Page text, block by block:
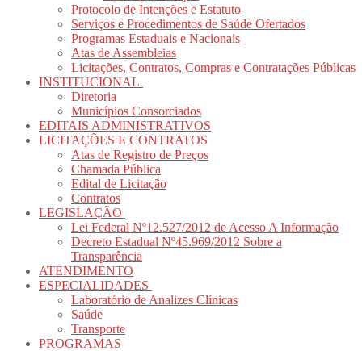
Protocolo de Intenções e Estatuto
Serviços e Procedimentos de Saúde Ofertados
Programas Estaduais e Nacionais
Atas de Assembleias
Licitações, Contratos, Compras e Contratações Públicas
INSTITUCIONAL
Diretoria
Municípios Consorciados
EDITAIS ADMINISTRATIVOS
LICITAÇÕES E CONTRATOS
Atas de Registro de Preços
Chamada Pública
Edital de Licitação
Contratos
LEGISLAÇÃO
Lei Federal Nº12.527/2012 de Acesso A Informação
Decreto Estadual Nº45.969/2012 Sobre a
Transparência
ATENDIMENTO
ESPECIALIDADES
Laboratório de Analizes Clínicas
Saúde
Transporte
PROGRAMAS